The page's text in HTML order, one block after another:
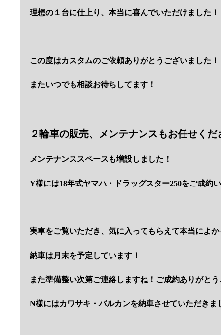
理想の１台に仕上り、本当に喜んでいただけました！
この度はカスタムのご依頼ありがとうございました！
またいつでも相談お待ちしてます！
２輪車の販売、メンテナンスもお任せくだ
メンテナンススペースも増設しました！
Y様には18年式ヤマハ・ドラッグスター250をご成約
実車をご覧いただき、気に入ってもらえて本当によ
納車は月末を予定しています！
また準備整い次第ご連絡しますね！ご成約ありがと
N様にはカワサキ・バルカンを納車させていただきま